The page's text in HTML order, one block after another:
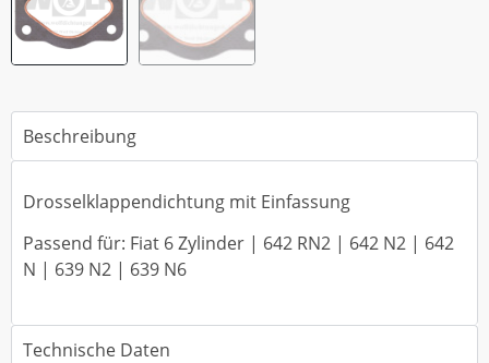
Beschreibung
Drosselklappendichtung mit Einfassung
Passend für: Fiat 6 Zylinder | 642 RN2 | 642 N2 | 642
N | 639 N2 | 639 N6
Technische Daten